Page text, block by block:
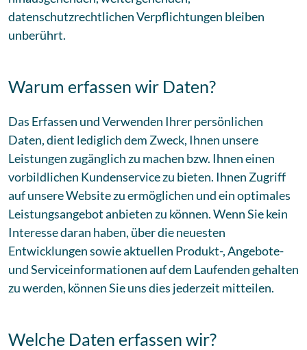
datenschutzrechtlichen Verpflichtungen bleiben
unberührt.
Warum erfassen wir Daten?
Das Erfassen und Verwenden Ihrer persönlichen
Daten, dient lediglich dem Zweck, Ihnen unsere
Leistungen zugänglich zu machen bzw. Ihnen einen
vorbildlichen Kundenservice zu bieten. Ihnen Zugriff
auf unsere Website zu ermöglichen und ein optimales
Leistungsangebot anbieten zu können. Wenn Sie kein
Interesse daran haben, über die neuesten
Entwicklungen sowie aktuellen Produkt-, Angebote-
und Serviceinformationen auf dem Laufenden gehalten
zu werden, können Sie uns dies jederzeit mitteilen.
Welche Daten erfassen wir?